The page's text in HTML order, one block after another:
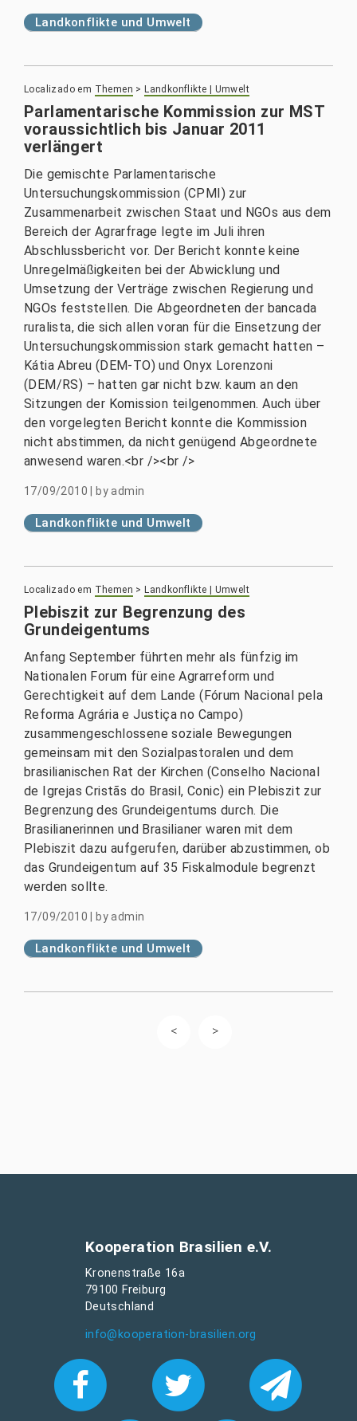
Landkonflikte und Umwelt
Localizado em Themen > Landkonflikte | Umwelt
Parlamentarische Kommission zur MST
voraussichtlich bis Januar 2011
verlängert
Die gemischte Parlamentarische
Untersuchungskommission (CPMI) zur
Zusammenarbeit zwischen Staat und NGOs aus dem
Bereich der Agrarfrage legte im Juli ihren
Abschlussbericht vor. Der Bericht konnte keine
Unregelmäßigkeiten bei der Abwicklung und
Umsetzung der Verträge zwischen Regierung und
NGOs feststellen. Die Abgeordneten der bancada
ruralista, die sich allen voran für die Einsetzung der
Untersuchungskommission stark gemacht hatten –
Kátia Abreu (DEM-TO) und Onyx Lorenzoni
(DEM/RS) – hatten gar nicht bzw. kaum an den
Sitzungen der Komission teilgenommen. Auch über
den vorgelegten Bericht konnte die Kommission
nicht abstimmen, da nicht genügend Abgeordnete
anwesend waren.<br /><br />
17/09/2010 byadmin
Landkonflikte und Umwelt
Localizado em Themen > Landkonflikte | Umwelt
Plebiszit zur Begrenzung des
Grundeigentums
Anfang September führten mehr als fünfzig im
Nationalen Forum für eine Agrarreform und
Gerechtigkeit auf dem Lande (Fórum Nacional pela
Reforma Agrária e Justiça no Campo)
zusammengeschlossene soziale Bewegungen
gemeinsam mit den Sozialpastoralen und dem
brasilianischen Rat der Kirchen (Conselho Nacional
de Igrejas Cristãs do Brasil, Conic) ein Plebiszit zur
Begrenzung des Grundeigentums durch. Die
Brasilianerinnen und Brasilianer waren mit dem
Plebiszit dazu aufgerufen, darüber abzustimmen, ob
das Grundeigentum auf 35 Fiskalmodule begrenzt
werden sollte.
17/09/2010 byadmin
Landkonflikte und Umwelt
Kooperation Brasilien e.V.
Kronenstraße 16a
79100 Freiburg
Deutschland
info@kooperation-brasilien.org